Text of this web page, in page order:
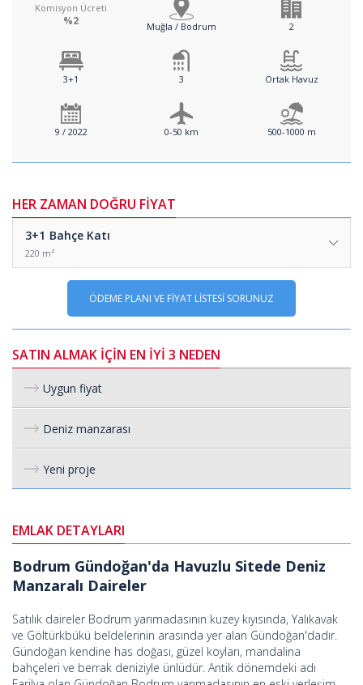
Komisyon Ücreti
%2 Muğla / Bodrum 2
3+1 3 Ortak Havuz
9 / 2022 0-50 km 500-1000 m
HER ZAMAN DOĞRU FİYAT
3+1 Bahçe Katı
220 m²
ÖDEME PLANI VE FİYAT LİSTESİ SORUNUZ
SATIN ALMAK İÇİN EN İYİ 3 NEDEN
Uygun fiyat
Deniz manzarası
Yeni proje
EMLAK DETAYLARI
Bodrum Gündoğan'da Havuzlu Sitede Deniz
Manzaralı Daireler
Satılık daireler Bodrum yarımadasının kuzey kıyısında, Yalıkavak
ve Göltürkbükü beldelerinin arasında yer alan Gündoğan'dadır.
Gündoğan kendine has doğası, güzel koyları, mandalina
bahçeleri ve berrak deniziyle ünlüdür. Antik dönemdeki adı